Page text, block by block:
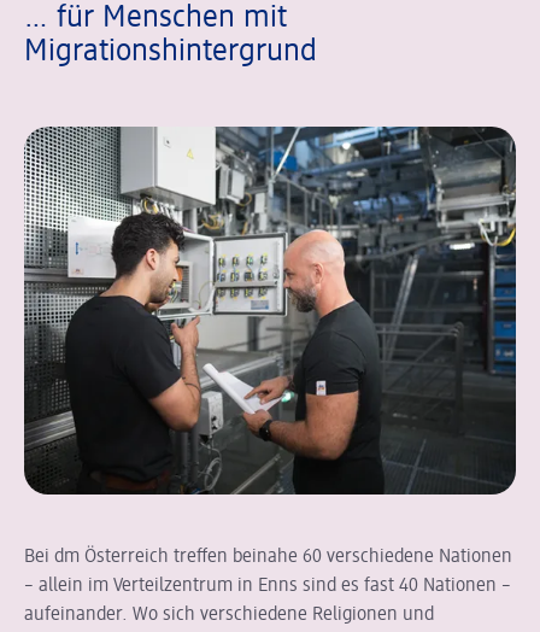
… für Menschen mit
Migrationshintergrund
Bei dm Österreich treffen beinahe 60 verschiedene Nationen
– allein im Verteilzentrum in Enns sind es fast 40 Nationen –
aufeinander. Wo sich verschiedene Religionen und